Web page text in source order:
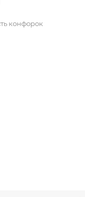
конфорок